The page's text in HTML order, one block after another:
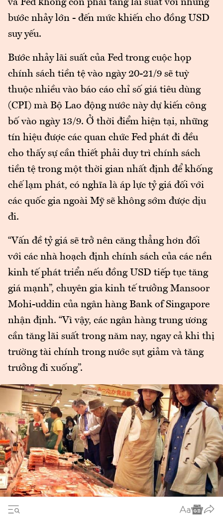
và Fed không còn phải tăng lãi suất với những
bước nhảy lớn - đến mức khiến cho đồng USD
suy yếu.
Bước nhảy lãi suất của Fed trong cuộc họp
chính sách tiền tệ vào ngày 20-21/9 sẽ tuỳ
thuộc nhiều vào báo cáo chỉ số giá tiêu dùng
(CPI) mà Bộ Lao động nước này dự kiến công
bố vào ngày 13/9. Ở thời điểm hiện tại, những
tín hiệu được các quan chức Fed phát đi đều
cho thấy sự cần thiết phải duy trì chính sách
tiền tệ trong một thời gian nhất định để khống
chế lạm phát, có nghĩa là áp lực tỷ giá đối với
các quốc gia ngoài Mỹ sẽ không sớm được dịu
đi.
“Vấn đề tỷ giá sẽ trở nên căng thẳng hơn đối
với các nhà hoạch định chính sách của các nền
kinh tế phát triển nếu đồng USD tiếp tục tăng
giá mạnh”, chuyên gia kinh tế trưởng Mansoor
Mohi-uddin của ngân hàng Bank of Singapore
nhận định. “Vì vậy, các ngân hàng trung ương
cần tăng lãi suất trong năm nay, ngay cả khi thị
trường tài chính trong nước sụt giảm và tăng
trưởng đi xuống”.